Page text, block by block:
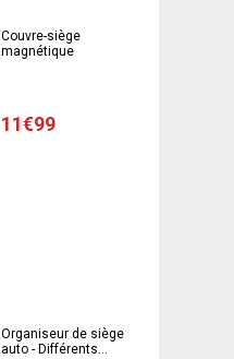
Couvre-siège
magnétique
11€99
Organiseur de siège
auto - Différents